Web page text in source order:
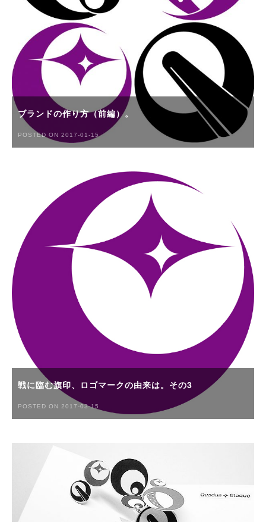
ブランドの作り方（前編）。
POSTED ON 2017-01-15
戦に臨む旗印、ロゴマークの由来は。その3
POSTED ON 2017-03-15